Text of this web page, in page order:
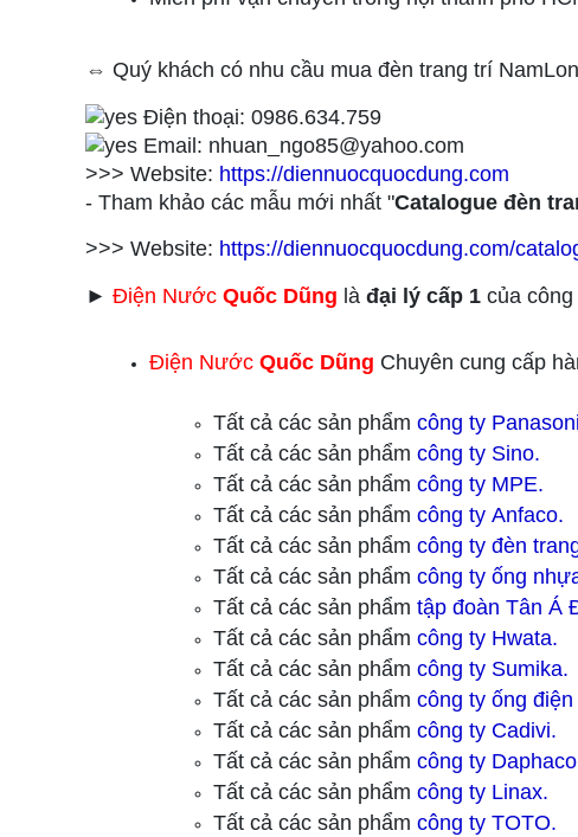
⇔ Quý khách có nhu cầu mua đèn trang trí
Điện thoại: 0986.634.759
Email: nhuan_ngo85@yahoo.com
>>> Website: https://diennuocquocdung.com
- Tham khảo các mẫu mới nhất "Catalogue đèn
>>> Website: https://diennuocquocdung.com/
► Điện Nước Quốc Dũng là đại lý cấp 1 của
Điện Nước Quốc Dũng Chuyên cung cấp
Tất cả các sản phẩm công ty
Tất cả các sản phẩm công ty Sino.
Tất cả các sản phẩm công ty MPE.
Tất cả các sản phẩm công ty Anfaco.
Tất cả các sản phẩm công ty đèn
Tất cả các sản phẩm công ty ống
Tất cả các sản phẩm tập đoàn Tân Á
Tất cả các sản phẩm công ty Hwata.
Tất cả các sản phẩm công ty Sumika.
Tất cả các sản phẩm công ty ống điện
Tất cả các sản phẩm công ty Cadivi.
Tất cả các sản phẩm công ty
Tất cả các sản phẩm công ty Linax.
Tất cả các sản phẩm công ty TOTO.